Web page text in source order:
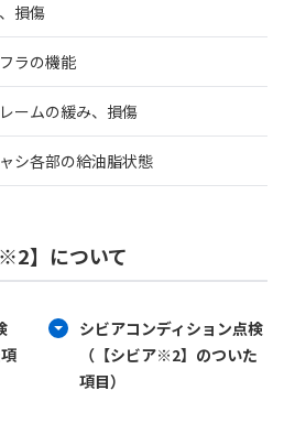
損傷
ラの機能
ームの緩み、損傷
シ各部の給油脂状態
】について
シビアコンディション点検
（【シビア※2】のついた
項目）